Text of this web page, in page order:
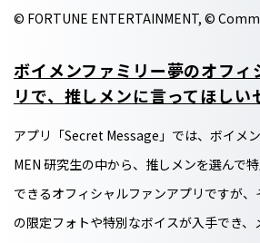
© FORTUNE ENTERTAINMENT, ©
ボイメンファミリー夢のオフィ
リで、推しメンに言ってほしい
アプリ「Secret Message」では、ボイメ
MEN 研究生の中から、推しメンを選んで
できるオフィシャルファンアプリですが
の限定フォトや特別なボイスが入手でき